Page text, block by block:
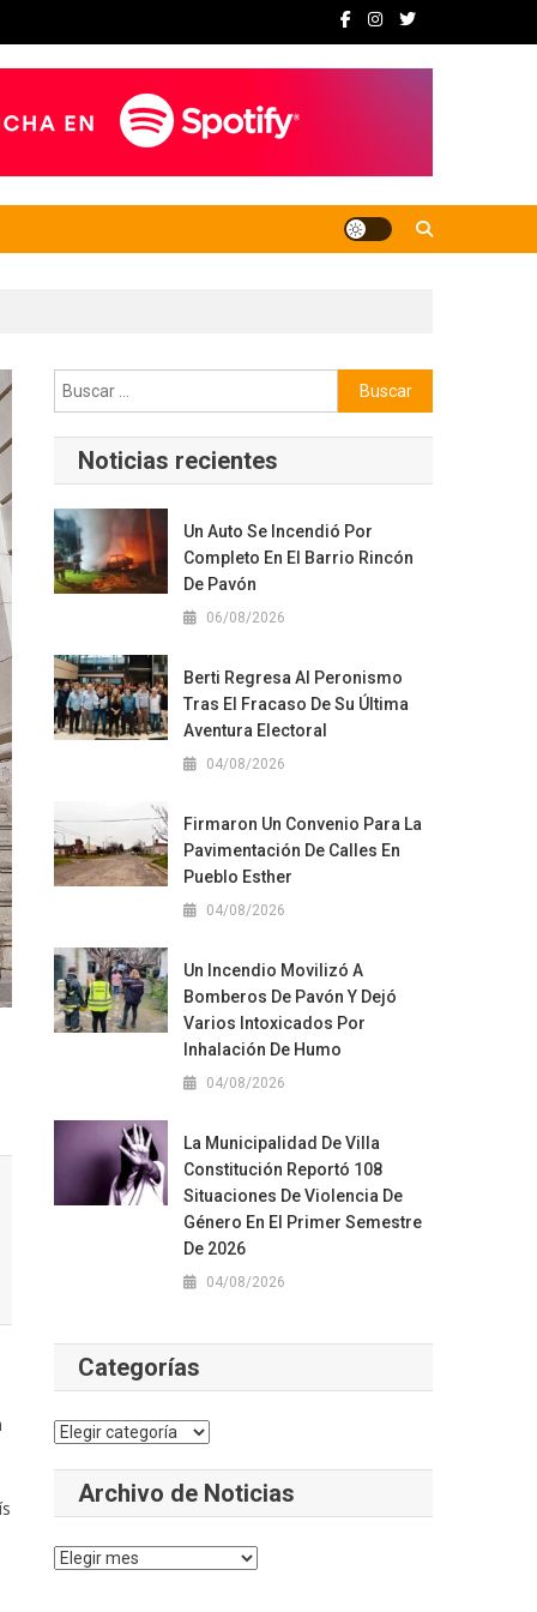
Buscar:
Noticias recientes
Un Auto Se Incendió Por
Completo En El Barrio Rincón
De Pavón
06/08/2026
Berti Regresa Al Peronismo
Tras El Fracaso De Su Última
Aventura Electoral
04/08/2026
Firmaron Un Convenio Para La
Pavimentación De Calles En
Pueblo Esther
04/08/2026
Un Incendio Movilizó A
Bomberos De Pavón Y Dejó
Varios Intoxicados Por
Inhalación De Humo
04/08/2026
La Municipalidad De Villa
Constitución Reportó 108
Situaciones De Violencia De
Género En El Primer Semestre
De 2026
04/08/2026
Categorías
Categorías
Archivo de Noticias
Archivo